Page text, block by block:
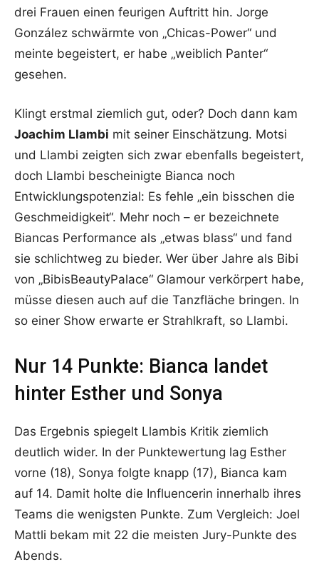
drei Frauen einen feurigen Auftritt hin. Jorge
González schwärmte von „Chicas-Power“ und
meinte begeistert, er habe „weiblich Panter“
gesehen.
Klingt erstmal ziemlich gut, oder? Doch dann kam
Joachim Llambi mit seiner Einschätzung. Motsi
und Llambi zeigten sich zwar ebenfalls begeistert,
doch Llambi bescheinigte Bianca noch
Entwicklungspotenzial: Es fehle „ein bisschen die
Geschmeidigkeit“. Mehr noch – er bezeichnete
Biancas Performance als „etwas blass“ und fand
sie schlichtweg zu bieder. Wer über Jahre als Bibi
von „BibisBeautyPalace“ Glamour verkörpert habe,
müsse diesen auch auf die Tanzfläche bringen. In
so einer Show erwarte er Strahlkraft, so Llambi.
Nur 14 Punkte: Bianca landet
hinter Esther und Sonya
Das Ergebnis spiegelt Llambis Kritik ziemlich
deutlich wider. In der Punktewertung lag Esther
vorne (18), Sonya folgte knapp (17), Bianca kam
auf 14. Damit holte die Influencerin innerhalb ihres
Teams die wenigsten Punkte. Zum Vergleich: Joel
Mattli bekam mit 22 die meisten Jury-Punkte des
Abends.